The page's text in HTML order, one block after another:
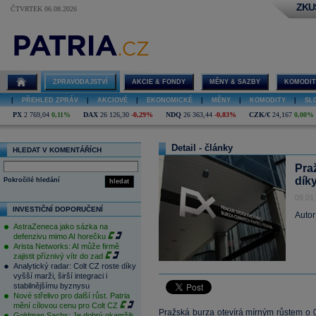
ČTVRTEK 06.08.2026
ZPRAVODAJSTVÍ AKCIE & FONDY MĚNY & SAZBY
PŘEHLED ZPRÁV AKCIOVÉ EKONOMICKÉ MĚNY KOMODITY
PX 2 769,04 0,11% DAX 26 126,30 -0,29% NDQ 26 363,44 -0,83% CZK/€ 24,167 0,00%
HLEDAT V KOMENTÁŘÍCH
hledat
Pokročilé hledání
INVESTIČNÍ DOPORUČENÍ
AstraZeneca jako sázka na
defenzivu mimo AI horečku
Arista Networks: AI může firmě
zajistit příznivý vítr do zad
Analytický radar: Colt CZ roste díky
vyšší marži, širší integraci i
stabilnějšímu byznysu
Nové střelivo pro další růst. Patria
mění cílovou cenu pro Colt CZ
Detail - články
Pražská burza otevírá mírným růstem